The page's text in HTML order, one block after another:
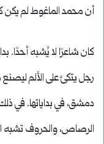
أن محمد الماغوط لم يكن
كان شاعرًا لا يُشبه أحدًا.
رجل يتكئ على الألم
دمشق، في بداياتها. في
الرصاص، والحروف تشبه